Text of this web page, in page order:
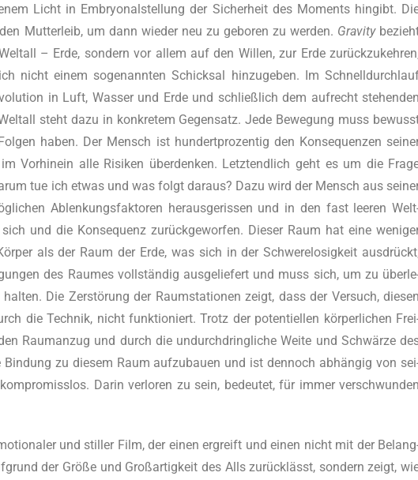
Licht in Embryo­nal­stel­lung der Sicher­heit des Moments hin­gibt.
Mut­ter­leib, um dann wie­der neu zu gebo­ren zu wer­den. Gra­vi­ty
– Erde, son­dern vor allem auf den Wil­len, zur Erde
nicht einem soge­nann­ten Schick­sal hin­zu­ge­ben. Im
in Luft, Was­ser und Erde und schließ­lich dem auf­recht
steht dazu in kon­kre­tem Gegen­satz. Jede Bewe­gung muss
haben. Der Mensch ist hun­dert­pro­zen­tig den Kon­se­quen­zen
Vor­hin­ein alle Risi­ken über­den­ken. Letzt­end­lich geht es um die
tue ich etwas und was folgt dar­aus? Dazu wird der Mensch aus
Ablen­kungs­fak­to­ren her­aus­ge­ris­sen und in den fast lee­ren
und die Kon­se­quenz zurück­ge­wor­fen. Die­ser Raum hat eine
als der Raum der Erde, was sich in der Schwe­re­lo­sig­keit
des Rau­mes voll­stän­dig aus­ge­lie­fert und muss sich, um zu
Die Zer­stö­rung der Raum­sta­tio­nen zeigt, dass der Ver­such,
die Tech­nik, nicht funk­tio­niert. Trotz der poten­ti­el­len kör­per­li­chen
Raum­an­zug und durch die undurch­dring­li­che Wei­te und Schwär­ze
zu die­sem Raum auf­zu­bau­en und ist den­noch abhän­gig von
Dar­in ver­lo­ren zu sein, bedeu­tet, für immer
und stil­ler Film, der einen ergreift und einen nicht mit der
der Grö­ße und Groß­ar­tig­keit des Alls zurück­lässt, son­dern zeigt,